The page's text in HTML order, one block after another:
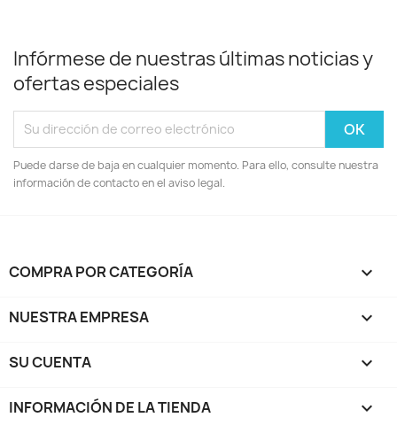
Infórmese de nuestras últimas noticias y
ofertas especiales
Puede darse de baja en cualquier momento. Para ello, consulte nuestra
información de contacto en el aviso legal.
COMPRA POR CATEGORÍA 
NUESTRA EMPRESA 
SU CUENTA 
INFORMACIÓN DE LA TIENDA keyboard_arrow_down